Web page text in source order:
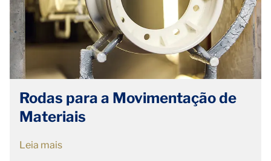
Rodas para a Movimentação de
Materiais
Leia mais